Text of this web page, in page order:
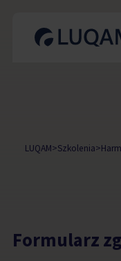
LUQAM>Szkolenia>
Formularz